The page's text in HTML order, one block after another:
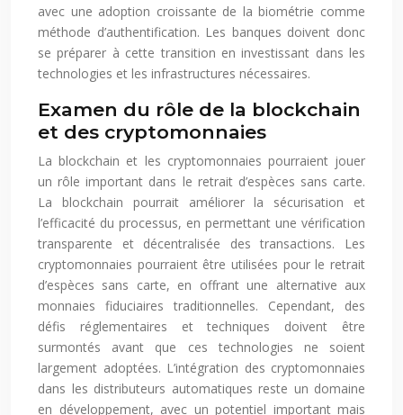
avec une adoption croissante de la biométrie comme
méthode d’authentification. Les banques doivent donc
se préparer à cette transition en investissant dans les
technologies et les infrastructures nécessaires.
Examen du rôle de la blockchain
et des cryptomonnaies
La blockchain et les cryptomonnaies pourraient jouer
un rôle important dans le retrait d’espèces sans carte.
La blockchain pourrait améliorer la sécurisation et
l’efficacité du processus, en permettant une vérification
transparente et décentralisée des transactions. Les
cryptomonnaies pourraient être utilisées pour le retrait
d’espèces sans carte, en offrant une alternative aux
monnaies fiduciaires traditionnelles. Cependant, des
défis réglementaires et techniques doivent être
surmontés avant que ces technologies ne soient
largement adoptées. L’intégration des cryptomonnaies
dans les distributeurs automatiques reste un domaine
en développement, avec un potentiel important mais